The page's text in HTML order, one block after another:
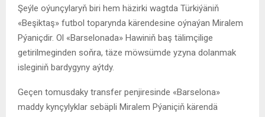
Şeýle oýunçylaryň biri hem häzirki wagtda Türkiýäniň
«Beşiktaş» futbol toparynda kärendesine oýnaýan Miralem
Pýaniçdir. Ol «Barselonada» Hawiniň baş tälimçilige
getirilmeginden soňra, täze möwsümde yzyna dolanmak
isleginiň bardygyny aýtdy.
Geçen tomusdaky transfer penjiresinde «Barselona»
maddy kynçylyklar sebäpli Miralem Pýaniçiň kärendä